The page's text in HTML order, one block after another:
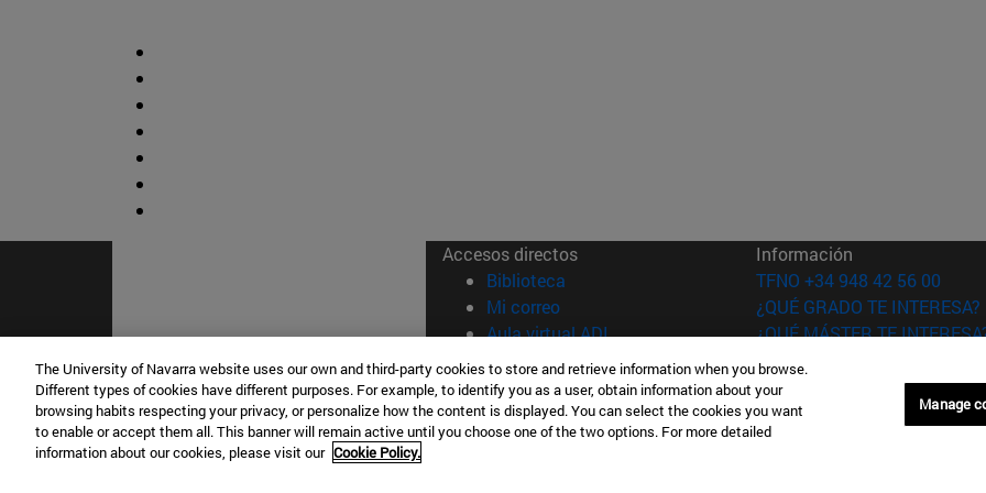
Accesos directos
Biblioteca (abre en nueva ventana)
Mi correo(abre en nueva ventana)
Aula virtual ADI(abre en nueva ventana)
Búsqueda de personas
(abre en nueva ventana)
Trabaja con nosotros(abre en nueva ventana)
Información
TFNO +34 948 42 56 00
¿QUÉ GRADO TE INTERESA?
¿QUÉ MÁSTER TE
© Universidad de
Información legal
The University of Navarra website uses our own and third-party cookies to store and retrieve information when you browse.
Different types of cookies have different purposes. For example, to identify you as a user, obtain information about your
browsing habits respecting your privacy, or personalize how the content is displayed. You can select the cookies you want
to enable or accept them all. This banner will remain active until you choose one of the two options. For more detailed
information about our cookies, please visit our Cookie Policy.
Manage